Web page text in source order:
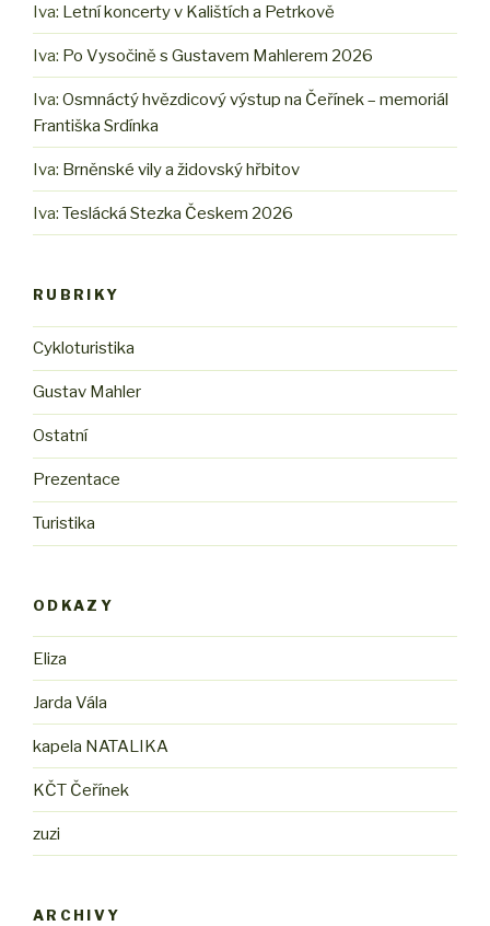
Iva: Letní koncerty v Kalištích a Petrkově
Iva: Po Vysočině s Gustavem Mahlerem 2026
Iva: Osmnáctý hvězdicový výstup na Čeřínek – memoriál
Františka Srdínka
Iva: Brněnské vily a židovský hřbitov
Iva: Teslácká Stezka Českem 2026
RUBRIKY
Cykloturistika
Gustav Mahler
Ostatní
Prezentace
Turistika
ODKAZY
Eliza
Jarda Vála
kapela NATALIKA
KČT Čeřínek
zuzi
ARCHIVY